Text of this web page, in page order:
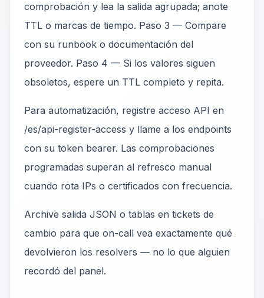
comprobación y lea la salida agrupada; anote
TTL o marcas de tiempo. Paso 3 — Compare
con su runbook o documentación del
proveedor. Paso 4 — Si los valores siguen
obsoletos, espere un TTL completo y repita.
Para automatización, registre acceso API en
/es/api-register-access y llame a los endpoints
con su token bearer. Las comprobaciones
programadas superan al refresco manual
cuando rota IPs o certificados con frecuencia.
Archive salida JSON o tablas en tickets de
cambio para que on-call vea exactamente qué
devolvieron los resolvers — no lo que alguien
recordó del panel.